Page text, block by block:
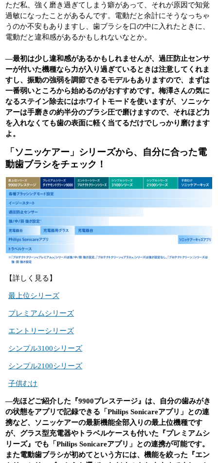
ただ私、強く磨き過ぎてしまう癖があって、それが原因で知覚
過敏になったことがあるんです。電動だと余計にそうなっちゃ
うのか不安もありますし、歯ブラシを口の中に入れたときに、
電動だと違和感があるかもしれないなとか。
―最初は少し違和感があるかもしれませんが、過圧防止センサ
ーが付いた機種なら力が入り過ぎているときは注意してくれま
すし、振動の強弱を調節できるモデルもありますので、まずは
一番弱いところから始めるのがおすすめです。梅澤さんの気に
なるステイン除去にはホワイトモードを使いますが、ソニッケ
アーは手磨きの約半分のブラシ圧で磨けますので、それほど力
を入れなくても歯の表面に軽く当てるだけでしっかり磨けます
よ。
「ソニッケアー」シリーズから、自分に合った電
動歯ブラシをチェック！
【詳しく見る】
最上位シリーズ
プレミアムシリーズ
エントリーシリーズ
シンプル3100シリーズ
シンプル2100シリーズ
子供むけ
―先ほどご紹介した『9900プレステージ』は、自分の歯みがき
の状態をアプリで記録できる「Philips Sonicareアプリ」との連
携など、ソニッケアーの最新機能全部入りの最上位機種です
が、グラス型充電器やトラベルケースも付いた『プレミアムシ
リーズ』でも「Philips Sonicareアプリ」との連携が可能です。
また電動歯ブラシが初めてという方には、機能を絞った『エン